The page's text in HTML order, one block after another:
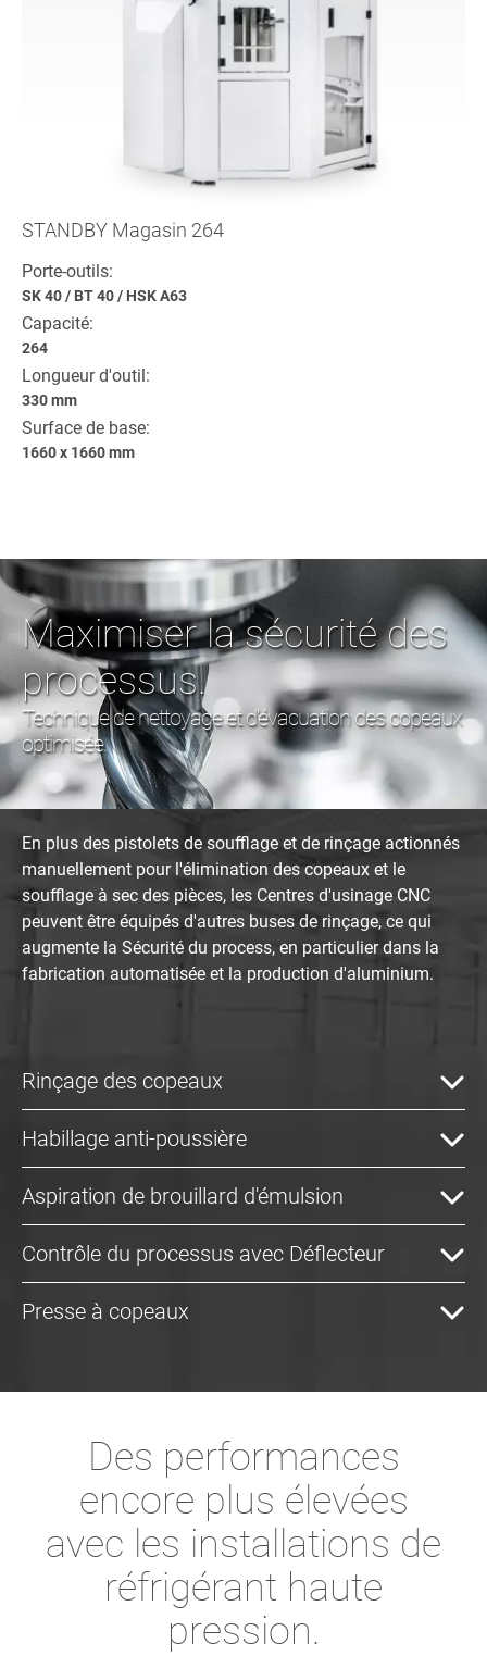
STANDBY Magasin 264
Porte-outils:
SK 40/ BT 40/ HSK A63
Capacité:
264
Longueur d'outil:
330 mm
Surface de base:
1660 x 1660 mm
Maximiser la sécurité des
processus.
Technique de nettoyage et d'évacuation des copeaux
optimisée.
En plus des pistolets de soufflage et de rinçage actionnés
manuellement pour l'élimination des copeaux et le
soufflage à sec des pièces, les Centres d'usinage CNC
peuvent être équipés d'autres buses de rinçage, ce qui
augmente la Sécurité du process, en particulier dans la
fabrication automatisée et la production d'aluminium.
Rinçage des copeaux
Habillage anti-poussière
Aspiration de brouillard d'émulsion
Contrôle du processus avec Déflecteur
Presse à copeaux
Des performances
encore plus élevées
avec les installations de
réfrigérant haute
pression.